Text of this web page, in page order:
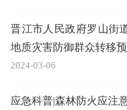
晋江市人民政府罗山街
地质灾害防御群众转移
2024-03-06
应急科普|森林防火应注